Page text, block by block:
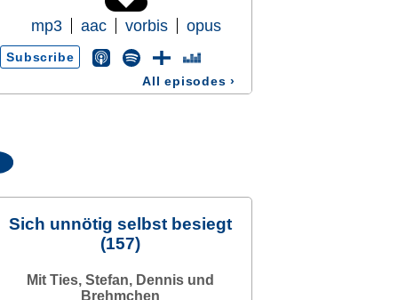
mp3 aac vorbis opus
Subscribe
All episodes ›
Sich unnötig selbst besiegt
(157)
Mit Ties, Stefan, Dennis und
Brehmchen